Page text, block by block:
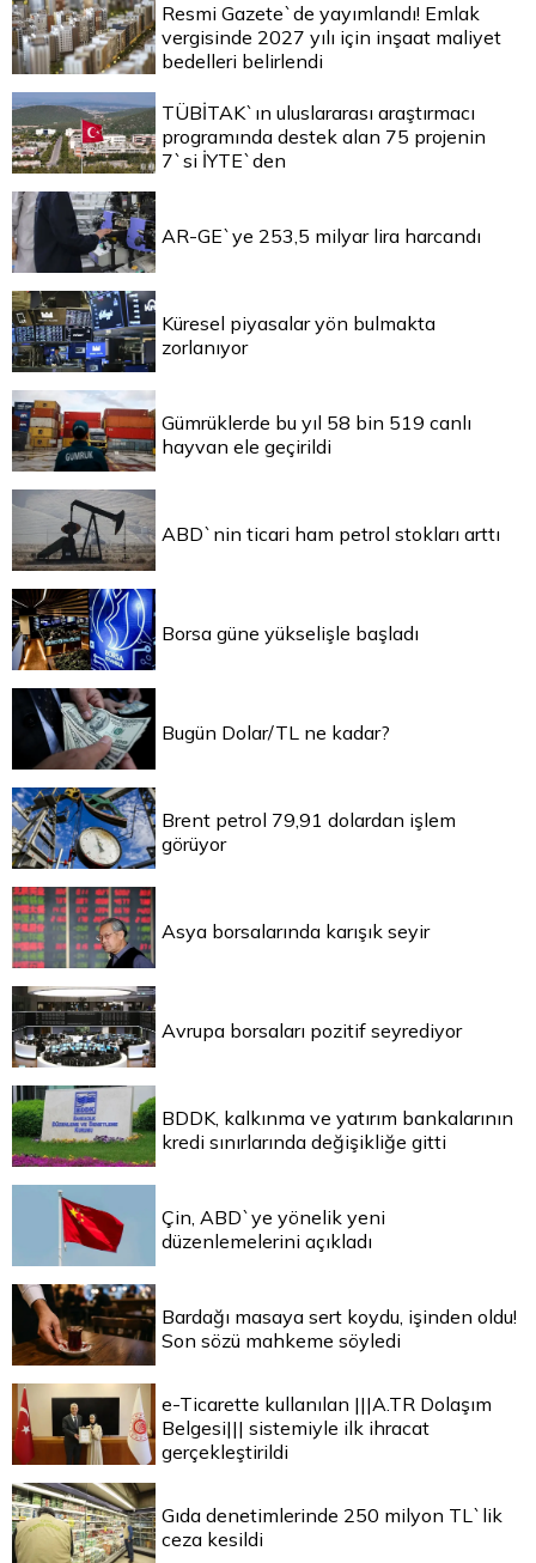
Resmi Gazete`de yayımlandı! Emlak
vergisinde 2027 yılı için inşaat maliyet
bedelleri belirlendi
TÜBİTAK`ın uluslararası araştırmacı
programında destek alan 75 projenin
7`si İYTE`den
AR-GE`ye 253,5 milyar lira harcandı
Küresel piyasalar yön bulmakta
zorlanıyor
Gümrüklerde bu yıl 58 bin 519 canlı
hayvan ele geçirildi
ABD`nin ticari ham petrol stokları arttı
Borsa güne yükselişle başladı
Bugün Dolar/TL ne kadar?
Brent petrol 79,91 dolardan işlem
görüyor
Asya borsalarında karışık seyir
Avrupa borsaları pozitif seyrediyor
BDDK, kalkınma ve yatırım bankalarının
kredi sınırlarında değişikliğe gitti
Çin, ABD`ye yönelik yeni
düzenlemelerini açıkladı
Bardağı masaya sert koydu, işinden oldu!
Son sözü mahkeme söyledi
e-Ticarette kullanılan |||A.TR Dolaşım
Belgesi||| sistemiyle ilk ihracat
gerçekleştirildi
Gıda denetimlerinde 250 milyon TL`lik
ceza kesildi